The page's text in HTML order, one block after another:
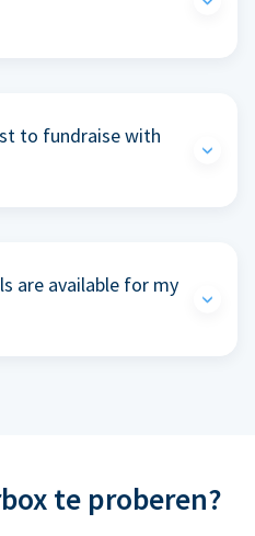
to fundraise with
are available for my
te proberen?